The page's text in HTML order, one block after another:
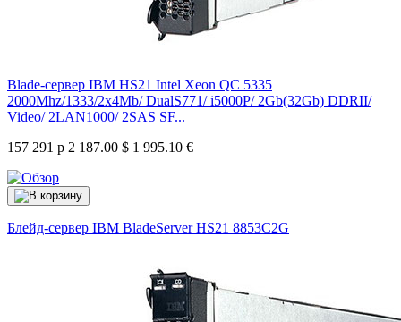
Blade-сервер IBM HS21 Intel Xeon QC 5335
2000Mhz/1333/2x4Mb/ DualS771/ i5000P/ 2Gb(32Gb) DDRII/
Video/ 2LAN1000/ 2SAS SF...
157 291 р 2 187.00 $ 1 995.10 €
Блейд-сервер IBM BladeServer HS21 8853C2G